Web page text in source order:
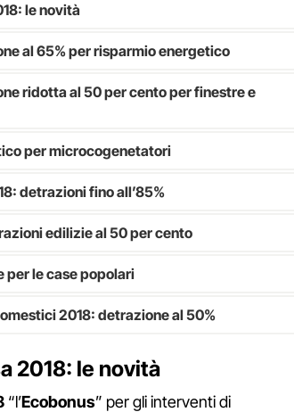
le novità
al 65% per risparmio energetico
ridotta al 50 per cento per finestre e
per microcogenetatori
detrazioni fino all’85%
edilizie al 50 per cento
per le case popolari
2018: detrazione al 50%
2018: le novità
“l’Ecobonus” per gli interventi di